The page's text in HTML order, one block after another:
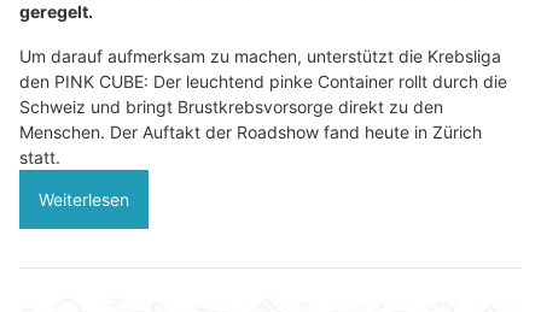
geregelt.
Um darauf aufmerksam zu machen, unterstützt die Krebsliga
den PINK CUBE: Der leuchtend pinke Container rollt durch die
Schweiz und bringt Brustkrebsvorsorge direkt zu den
Menschen. Der Auftakt der Roadshow fand heute in Zürich
statt.
Weiterlesen